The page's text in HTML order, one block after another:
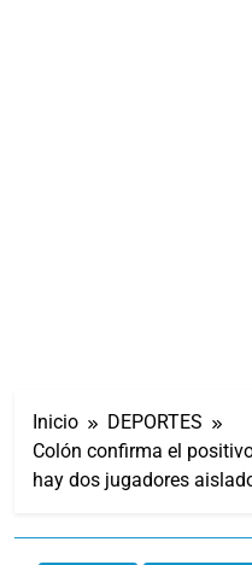
Inicio
DEPORTES
Colón confirma el
hay dos jugadores